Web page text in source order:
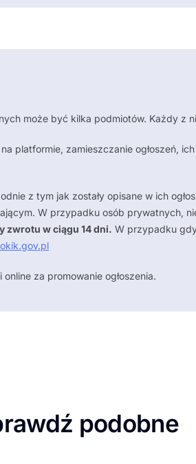
może być kilka podmiotów. Każdy z
platformie, zamieszczanie ogłoszeń,
z tym jak zostały opisane w ich
W przypadku osób prywatnych,
zwrotu w ciągu 14 dni. W przypadku
za promowanie ogłoszenia.
podobne